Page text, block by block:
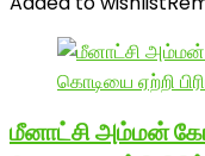
மீனாட்சி அம்மன்